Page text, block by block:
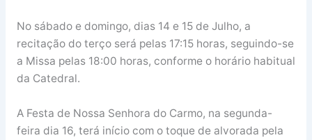
No sábado e domingo, dias 14 e 15 de Julho, a
recitação do terço será pelas 17:15 horas, seguindo-se
a Missa pelas 18:00 horas, conforme o horário habitual
da Catedral.
A Festa de Nossa Senhora do Carmo, na segunda-
feira dia 16, terá início com o toque de alvorada pela